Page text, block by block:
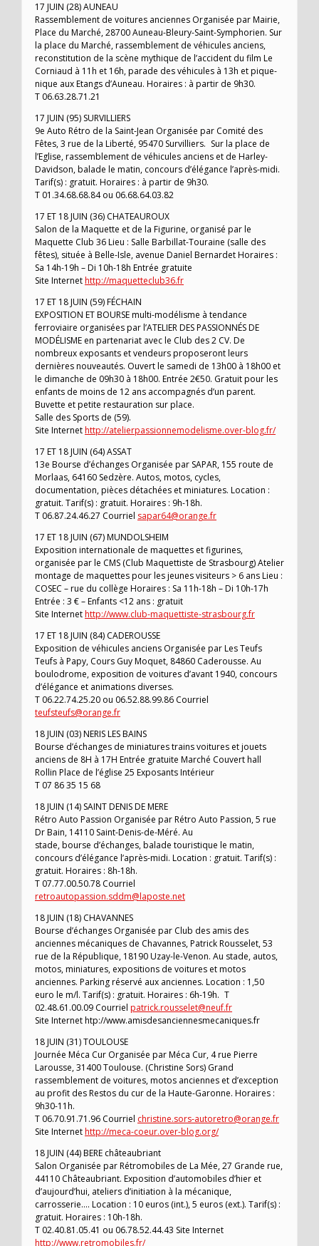
17 JUIN (28) AUNEAU
Rassemblement de voitures anciennes Organisée par Mairie,
Place du Marché, 28700 Auneau-Bleury-Saint-Symphorien. Sur
la place du Marché, rassemblement de véhicules anciens,
reconstitution de la scène mythique de l’accident du film Le
Corniaud à 11h et 16h, parade des véhicules à 13h et pique-
nique aux Etangs d’Auneau. Horaires : à partir de 9h30.
T 06.63.28.71.21
17 JUIN (95) SURVILLIERS
9e Auto Rétro de la Saint-Jean Organisée par Comité des
Fêtes, 3 rue de la Liberté, 95470 Survilliers. Sur la place de
l’Eglise, rassemblement de véhicules anciens et de Harley-
Davidson, balade le matin, concours d’élégance l’après-midi.
Tarif(s) : gratuit. Horaires : à partir de 9h30.
T 01.34.68.68.84 ou 06.68.64.03.82
17 ET 18 JUIN (36) CHATEAUROUX
Salon de la Maquette et de la Figurine, organisé par le
Maquette Club 36 Lieu : Salle Barbillat-Touraine (salle des
fêtes), située à Belle-Isle, avenue Daniel Bernardet Horaires :
Sa 14h-19h – Di 10h-18h Entrée gratuite
Site Internethttp://maquetteclub36.fr
17 ET 18 JUIN (59) FÉCHAIN
EXPOSITION ET BOURSE multi-modélisme à tendance
ferroviaire organisées par l’ATELIER DES PASSIONNÉS DE
MODÉLISME en partenariat avec le Club des 2 CV. De
nombreux exposants et vendeurs proposeront leurs
dernières nouveautés. Ouvert le samedi de 13h00 à 18h00 et
le dimanche de 09h30 à 18h00. Entrée 2€50. Gratuit pour les
enfants de moins de 12 ans accompagnés d’un parent.
Buvette et petite restauration sur place.
Salle des Sports de (59).
Site Internethttp://atelierpassionnemodelisme.over-blog.fr/
17 ET 18 JUIN (64) ASSAT
13e Bourse d’échanges Organisée par SAPAR, 155 route de
Morlaas, 64160 Sedzère. Autos, motos, cycles,
documentation, pièces détachées et miniatures. Location :
gratuit. Tarif(s) : gratuit. Horaires : 9h-18h.
T 06.87.24.46.27 Courriel sapar64@orange.fr
17 ET 18 JUIN (67) MUNDOLSHEIM
Exposition internationale de maquettes et figurines,
organisée par le CMS (Club Maquettiste de Strasbourg) Atelier
montage de maquettes pour les jeunes visiteurs > 6 ans Lieu :
COSEC – rue du collège Horaires : Sa 11h-18h – Di 10h-17h
Entrée : 3 € – Enfants <12 ans : gratuit
Site Internethttp://www.club-maquettiste-strasbourg.fr
17 ET 18 JUIN (84) CADEROUSSE
Exposition de véhicules anciens Organisée par Les Teufs
Teufs à Papy, Cours Guy Moquet, 84860 Caderousse. Au
boulodrome, exposition de voitures d’avant 1940, concours
d’élégance et animations diverses.
T 06.22.74.25.20 ou 06.52.88.99.86 Courriel
teufsteufs@orange.fr
18 JUIN (03) NERIS LES BAINS
Bourse d’échanges de miniatures trains voitures et jouets
anciens de 8H à 17H Entrée gratuite Marché Couvert hall
Rollin Place de l’église 25 Exposants Intérieur
T 07 86 35 15 68
18 JUIN (14) SAINT DENIS DE MERE
Rétro Auto Passion Organisée par Rétro Auto Passion, 5 rue
Dr Bain, 14110 Saint-Denis-de-Méré. Au
stade, bourse d’échanges, balade touristique le matin,
concours d’élégance l’après-midi. Location : gratuit. Tarif(s) :
gratuit. Horaires : 8h-18h.
T 07.77.00.50.78 Courriel
retroautopassion.sddm@laposte.net
18 JUIN (18) CHAVANNES
Bourse d’échanges Organisée par Club des amis des
anciennes mécaniques de Chavannes, Patrick Rousselet, 53
rue de la République, 18190 Uzay-le-Venon. Au stade, autos,
motos, miniatures, expositions de voitures et motos
anciennes. Parking réservé aux anciennes. Location : 1,50
euro le m/l. Tarif(s) : gratuit. Horaires : 6h-19h. T
02.48.61.00.09 Courriel patrick.rousselet@neuf.fr
Site Internet htp://www.amisdesanciennesmecaniques.fr
18 JUIN (31) TOULOUSE
Journée Méca Cur Organisée par Méca Cur, 4 rue Pierre
Larousse, 31400 Toulouse. (Christine Sors) Grand
rassemblement de voitures, motos anciennes et d’exception
au profit des Restos du cur de la Haute-Garonne. Horaires :
9h30-11h.
T 06.70.91.71.96 Courriel christine.sors-autoretro@orange.fr
Site Internethttp://meca-coeur.over-blog.org/
18 JUIN (44) BERE châteaubriant
Salon Organisée par Rétromobiles de La Mée, 27 Grande rue,
44110 Châteaubriant. Exposition d’automobiles d’hier et
d’aujourd’hui, ateliers d’initiation à la mécanique,
carrosserie…. Location : 10 euros (int.), 5 euros (ext.). Tarif(s) :
gratuit. Horaires : 10h-18h.
T 02.40.81.05.41 ou 06.78.52.44.43 Site Internet
http://www.retromobiles.fr/